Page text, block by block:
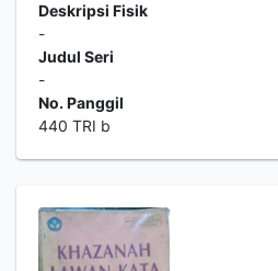
Deskripsi Fisik
-
Judul Seri
-
No. Panggil
440 TRI b